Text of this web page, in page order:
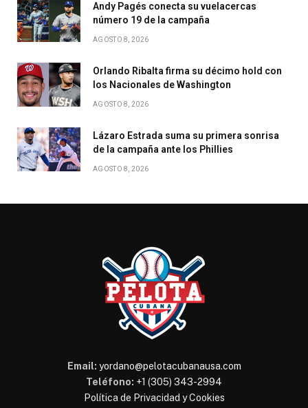
Andy Pagés conecta su vuelacercas
número 19 de la campaña
AGOSTO 8, 2026
Orlando Ribalta firma su décimo hold con
los Nacionales de Washington
AGOSTO 8, 2026
Lázaro Estrada suma su primera sonrisa
de la campaña ante los Phillies
AGOSTO 8, 2026
Email: yordano@pelotacubanausa.com
Teléfono: +1 (305) 343-2994
Política de Privacidad y Cookies